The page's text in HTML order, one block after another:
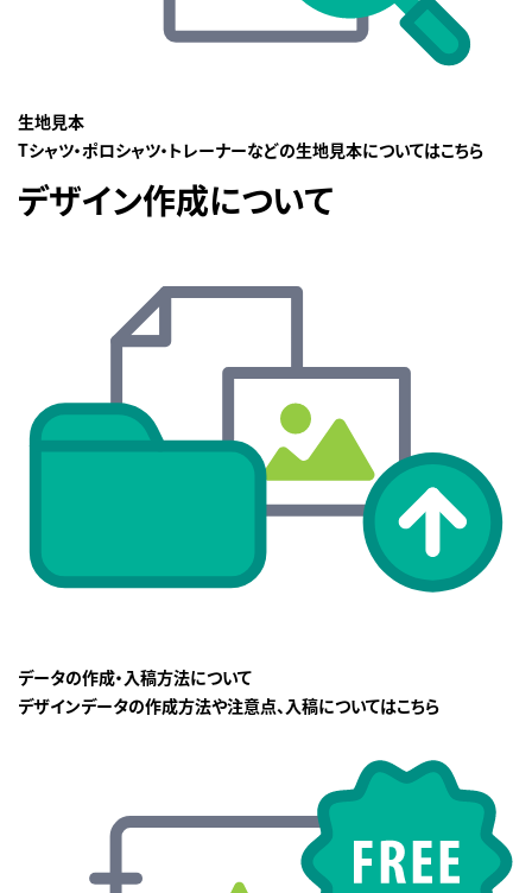
生地見本
Tシャツ・ポロシャツ・トレーナーなどの生地見本についてはこちら
デザイン作成について
データの作成・入稿方法について
デザインデータの作成方法や注意点、入稿についてはこちら